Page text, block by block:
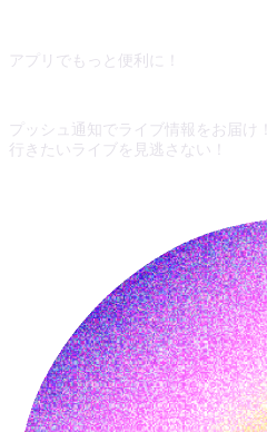
アプリでもっと便利に！
プッシュ通知でライブ情報をお届け！
行きたいライブを見逃さない！